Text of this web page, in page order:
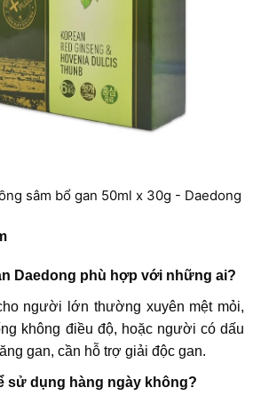
sâm bổ gan 50ml x 30g - Daedong
Daedong phù hợp với những ai?
người lớn thường xuyên mệt mỏi,
không điều độ, hoặc người có dấu
gan, cần hỗ trợ giải độc gan.
sử dụng hàng ngày không?